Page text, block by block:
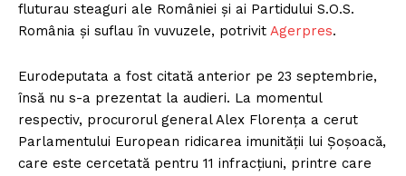
fluturau steaguri ale României și ai Partidului S.O.S.
România și suflau în vuvuzele, potrivit Agerpres.
Eurodeputata a fost citată anterior pe 23 septembrie,
însă nu s-a prezentat la audieri. La momentul
respectiv, procurorul general Alex Florența a cerut
Parlamentului European ridicarea imunității lui Șoșoacă,
care este cercetată pentru 11 infracțiuni, printre care